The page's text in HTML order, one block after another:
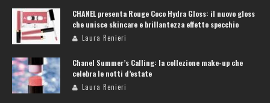
CHANEL presenta Rouge Coco Hydra Gloss: il nuovo gloss
che unisce skincare e brillantezza effetto specchio
Laura Renieri
Chanel Summer’s Calling: la collezione make-up che
celebra le notti d’estate
Laura Renieri